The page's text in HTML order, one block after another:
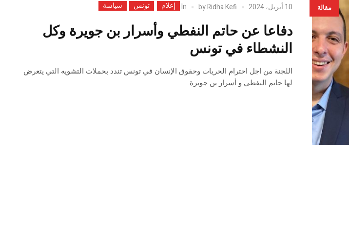
مقالة 10 أبريل، 2024 byRidha Kefi
In إعلام تونس سياسة
دفاعا عن حاتم النفطي وأسرار بن جويرة وكل
النشطاء في تونس
اللجنة من اجل احترام الحريات وحقوق الإنسان في تونس تندد بحملات التشويه التي يتعرض
لها حاتم النفطي و أسرار بن جويرة.